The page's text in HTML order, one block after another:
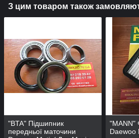
З цим товаром також
"BTA" Підшипник
передньої маточини
"MANN"
Daewoo